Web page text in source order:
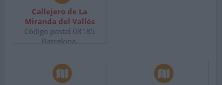
Callejero de La
Miranda del Vallès
Código postal 08185
Barcelona.